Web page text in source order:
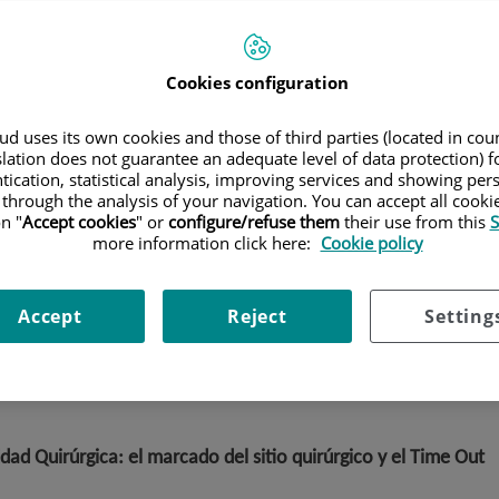
Médico Teknon? ¡No te lo
a la Seguirdad y Calidad del Centro.
Escríbenos a
Quirúrgica: el marcado del sitio quirúrgico y el Time Out
Cookies configuration
uses its own cookies and those of third parties (located in
does not guarantee an adequate level of data protection)
statistical analysis, improving services and showing
the analysis of your navigation. You can accept all
"Accept cookies" or configure/refuse themtheir use from this
more information click here: Cookie policy
Reject
Accept